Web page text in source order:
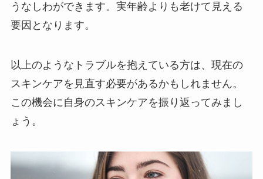
うなしわができます。実年齢よりも老けて見える
要因となります。
以上のようなトラブルを抱えている方は、現在の
スキンケアを見直す必要があるかもしれません。
この機会に自身のスキンケアを振り返ってみまし
ょう。